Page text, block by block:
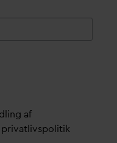
af
privatlivspolitik